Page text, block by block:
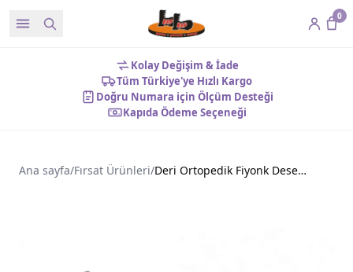
0
Kolay Değişim & İade
Tüm Türkiye'ye Hızlı Kargo
Doğru Numara için Ölçüm Desteği
Kapıda Ödeme Seçeneği
Ana sayfa/Fırsat Ürünleri/ Deri Ortopedik Fiyonk Desenli Bebek Sandalet Mavi